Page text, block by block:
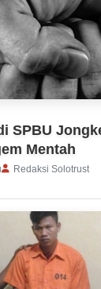
SPBU
Mentah
Redaksi Solotrust